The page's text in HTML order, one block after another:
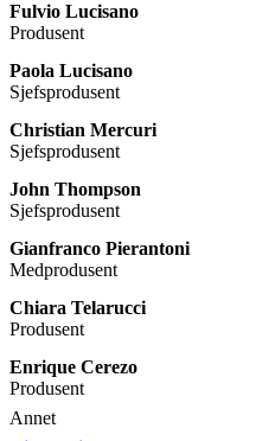
Fulvio Lucisano
Produsent
Paola Lucisano
Sjefsprodusent
Christian Mercuri
Sjefsprodusent
John Thompson
Sjefsprodusent
Gianfranco Pierantoni
Medprodusent
Chiara Telarucci
Produsent
Enrique Cerezo
Produsent
Annet